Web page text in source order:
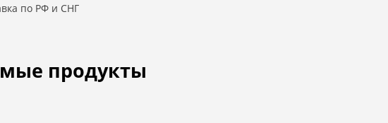
по РФ и СНГ
продукты